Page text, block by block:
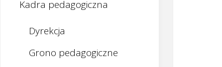
Kadra pedagogiczna
Dyrekcja
Grono pedagogiczne